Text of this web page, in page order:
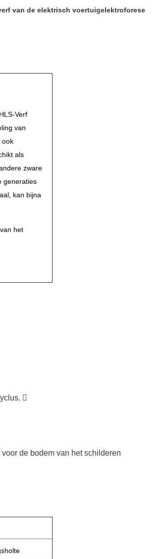
van de elektrisch voertuigelektroforese
Verf
van
ook
als
zware
generaties
kan bijna
het

de bodem van het schilderen